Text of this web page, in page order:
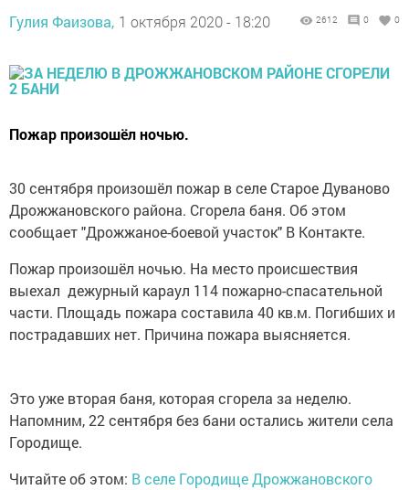
Гулия Фаизова, 1 октября 2020 - 18:20 2612 0 0
Пожар произошёл ночью.
30 сентября произошёл пожар в селе Старое Дуваново
Дрожжановского района. Сгорела баня. Об этом
сообщает "Дрожжаное-боевой участок" В Контакте.
Пожар произошёл ночью. На место происшествия
выехал дежурный караул 114 пожарно-спасательной
части. Площадь пожара составила 40 кв.м. Погибших и
пострадавших нет. Причина пожара выясняется.
Это уже вторая баня, которая сгорела за неделю.
Напомним, 22 сентября без бани остались жители села
Городище.
Читайте об этом: В селе Городище Дрожжановского